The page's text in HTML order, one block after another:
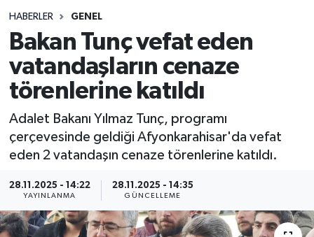
HABERLER GENEL
Bakan Tunç vefat eden
vatandaşların cenaze
törenlerine katıldı
Adalet Bakanı Yılmaz Tunç, programı
çerçevesinde geldiği Afyonkarahisar'da vefat
eden 2 vatandaşın cenaze törenlerine katıldı.
28.11.2025 - 14:22
YAYINLANMA
28.11.2025 - 14:35
GÜNCELLEME
Spor
Tebrik
Türkiye